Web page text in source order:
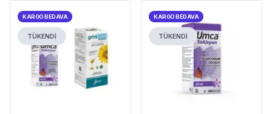
KARGO BEDAVA
TÜKENDİ
KARGO BEDAVA
TÜKENDİ